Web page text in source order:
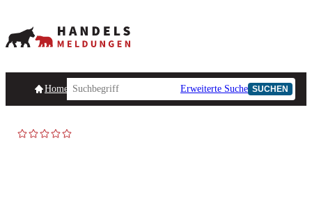
HomepageHandelsmeldungen Ad-Hoc-Meldungen
Erweiterte Suche SUCHEN